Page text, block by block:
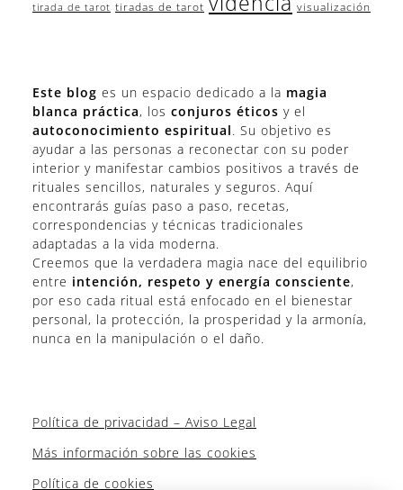
tirada de tarot tiradas de tarot visualización
Este blog es un espacio dedicado a la magia
blanca práctica, los conjuros éticos y el
autoconocimiento espiritual. Su objetivo es
ayudar a las personas a reconectar con su poder
interior y manifestar cambios positivos a través de
rituales sencillos, naturales y seguros. Aquí
encontrarás guías paso a paso, recetas,
correspondencias y técnicas tradicionales
adaptadas a la vida moderna.
Creemos que la verdadera magia nace del equilibrio
entre intención, respeto y energía consciente,
por eso cada ritual está enfocado en el bienestar
personal, la protección, la prosperidad y la armonía,
nunca en la manipulación o el daño.
Política de privacidad – Aviso Legal
Más información sobre las cookies
Política de cookies